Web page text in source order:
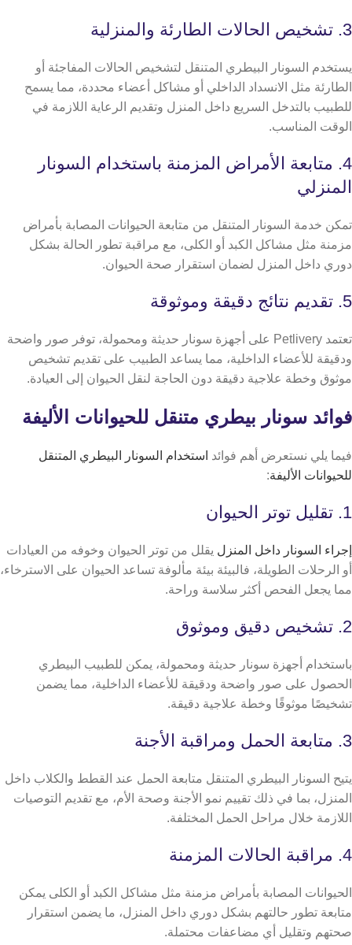
3. تشخيص الحالات الطارئة والمنزلية
يستخدم السونار البيطري المتنقل لتشخيص الحالات المفاجئة أو
الطارئة مثل الانسداد الداخلي أو مشاكل أعضاء محددة، مما يسمح
للطبيب بالتدخل السريع داخل المنزل وتقديم الرعاية اللازمة في
الوقت المناسب.
4. متابعة الأمراض المزمنة باستخدام السونار
المنزلي
تمكن خدمة السونار المتنقل من متابعة الحيوانات المصابة بأمراض
مزمنة مثل مشاكل الكبد أو الكلى، مع مراقبة تطور الحالة بشكل
دوري داخل المنزل لضمان استقرار صحة الحيوان.
5. تقديم نتائج دقيقة وموثوقة
تعتمد Petlivery على أجهزة سونار حديثة ومحمولة، توفر صور واضحة
ودقيقة للأعضاء الداخلية، مما يساعد الطبيب على تقديم تشخيص
موثوق وخطة علاجية دقيقة دون الحاجة لنقل الحيوان إلى العيادة.
فوائد سونار بيطري متنقل للحيوانات الأليفة
فيما يلي نستعرض أهم فوائد استخدام السونار البيطري المتنقل
للحيوانات الأليفة:
1. تقليل توتر الحيوان
إجراء السونار داخل المنزل يقلل من توتر الحيوان وخوفه من العيادات
أو الرحلات الطويلة، فالبيئة بيئة مألوفة تساعد الحيوان على الاسترخاء،
مما يجعل الفحص أكثر سلاسة وراحة.
2. تشخيص دقيق وموثوق
باستخدام أجهزة سونار حديثة ومحمولة، يمكن للطبيب البيطري
الحصول على صور واضحة ودقيقة للأعضاء الداخلية، مما يضمن
تشخيصًا موثوقًا وخطة علاجية دقيقة.
3. متابعة الحمل ومراقبة الأجنة
يتيح السونار البيطري المتنقل متابعة الحمل عند القطط والكلاب داخل
المنزل، بما في ذلك تقييم نمو الأجنة وصحة الأم، مع تقديم التوصيات
اللازمة خلال مراحل الحمل المختلفة.
4. مراقبة الحالات المزمنة
الحيوانات المصابة بأمراض مزمنة مثل مشاكل الكبد أو الكلى يمكن
متابعة تطور حالتهم بشكل دوري داخل المنزل، ما يضمن استقرار
صحتهم وتقليل أي مضاعفات محتملة.